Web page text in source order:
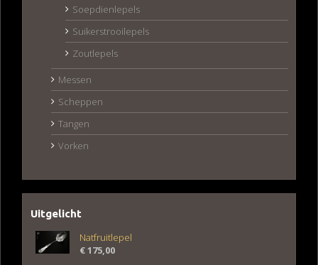
Soepdienlepels
Suikerstrooilepels
Zoutlepels
Messen
Scheppen
Tangen
Vorken
Uitgelicht
Natfruitlepel
€175,00